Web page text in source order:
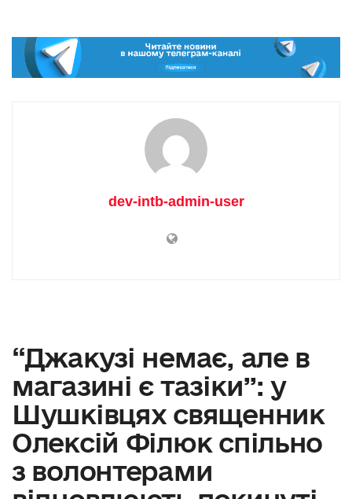
dev-intb-admin-user
“Джакузі немає, але в
магазині є тазіки”: у
Шушківцях священник
Олексій Філюк спільно
з волонтерами